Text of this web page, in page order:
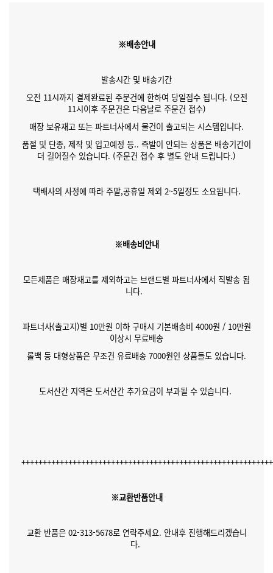
※배송안내
발송시간 및 배송기간
오전 11시까지 결제완료된 주문건에 한하여 당일접수 됩니다. (오전
11시이후 주문건은 다음날로 주문건 접수)
매장 보유재고 또는 파트너사에서 물건이 출고되는 시스템입니다.
품절 및 단종, 제작 및 입고예정 등.. 즉발이 안되는 상품은 배송기간이
더 길어질수 있습니다. (주문건 접수 후 별도 안내 드립니다.)
택배사의 사정에 따라 주말,공휴일 제외 2~5일정도 소요됩니다.
※배송비안내
모든제품은 매장재고를 제외하고는 브랜드별 파트너사에서 직발송 됩
니다.
파트너사(출고지)별 10만원 이하 구매시 기본배송비 4000원 / 10만원
이상시 무료배송
롤백 등 대형상품은 무조건 유료배송 7000원인 상품들도 있습니다.
도서산간 지역은 도서산간 추가요금이 부과될 수 있습니다.
※교환반품안내
교환 반품은 02-313-5678로 연락주세요. 안내후 진행해드리겠습니
다.